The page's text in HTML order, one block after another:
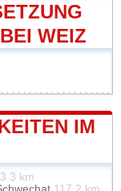
WEIZ
IM
km